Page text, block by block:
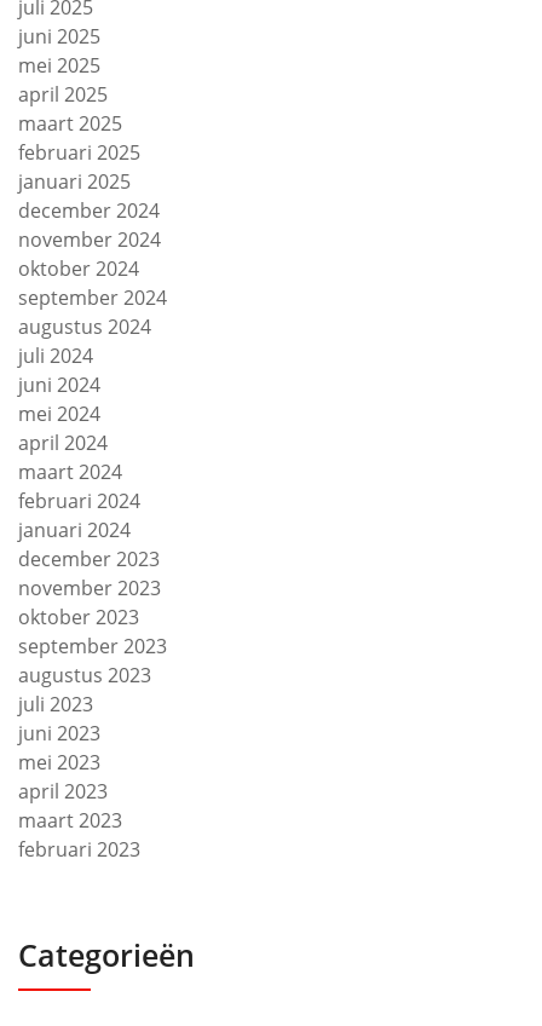
juli 2025
juni 2025
mei 2025
april 2025
maart 2025
februari 2025
januari 2025
december 2024
november 2024
oktober 2024
september 2024
augustus 2024
juli 2024
juni 2024
mei 2024
april 2024
maart 2024
februari 2024
januari 2024
december 2023
november 2023
oktober 2023
september 2023
augustus 2023
juli 2023
juni 2023
mei 2023
april 2023
maart 2023
februari 2023
Categorieën